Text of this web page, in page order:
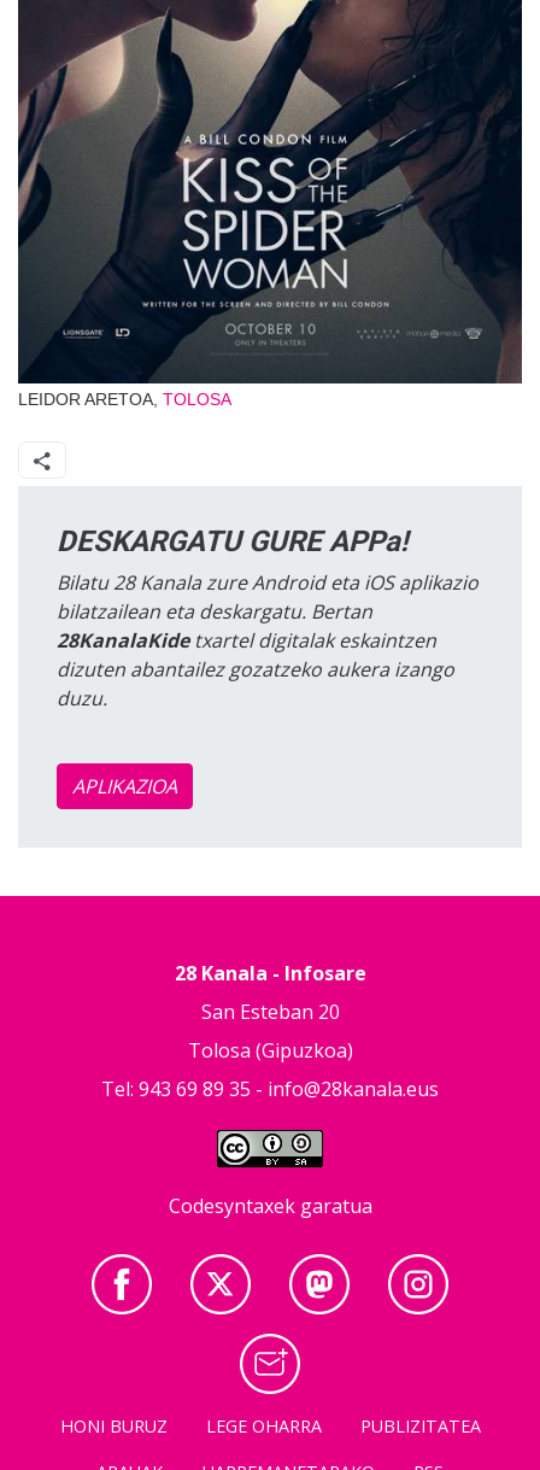
LEIDOR ARETOA, TOLOSA
DESKARGATU GURE APPa!
Bilatu 28 Kanala zure Android eta iOS aplikazio
bilatzailean eta deskargatu. Bertan
28KanalaKidetxartel digitalak eskaintzen
dizuten abantailez gozatzeko aukera izango
duzu.
APLIKAZIOA
28 Kanala - Infosare
San Esteban 20
Tolosa (Gipuzkoa)
Tel: 943 69 89 35 - info@28kanala.eus
Codesyntaxek garatua
HONI BURUZ LEGE OHARRA
PUBLIZITATEA